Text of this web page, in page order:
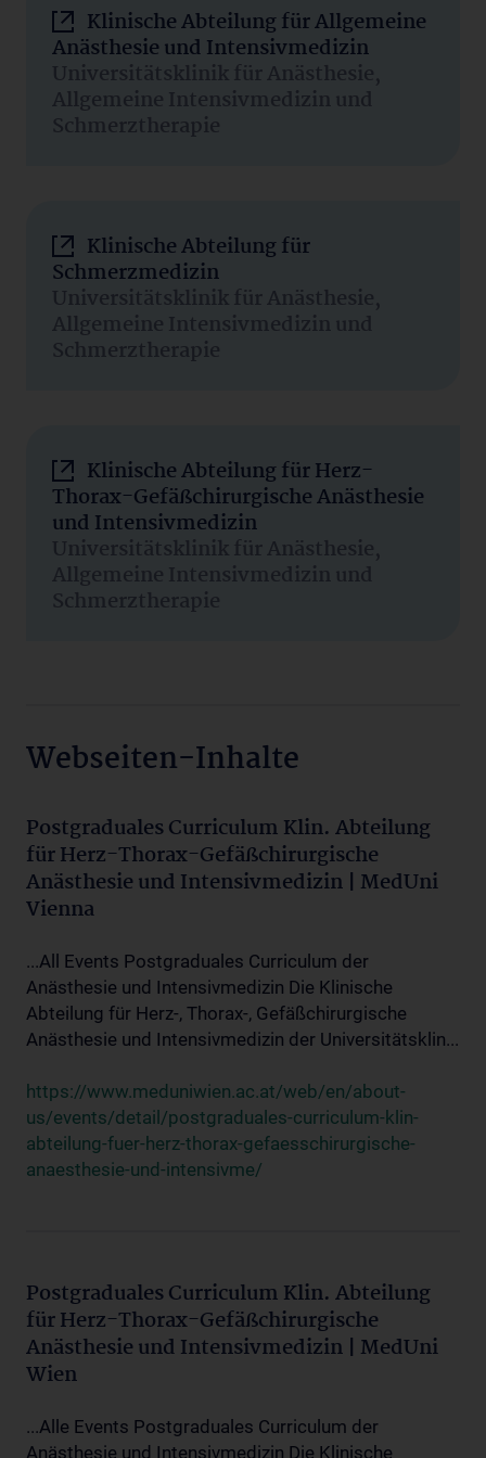
Klinische Abteilung für Allgemeine
Anästhesie und Intensivmedizin
Universitätsklinik für Anästhesie,
Allgemeine Intensivmedizin und
Schmerztherapie
Klinische Abteilung für
Schmerzmedizin
Universitätsklinik für Anästhesie,
Allgemeine Intensivmedizin und
Schmerztherapie
Klinische Abteilung für Herz-
Thorax-Gefäßchirurgische Anästhesie
und Intensivmedizin
Universitätsklinik für Anästhesie,
Allgemeine Intensivmedizin und
Schmerztherapie
Webseiten-Inhalte
Postgraduales Curriculum Klin. Abteilung
für Herz-Thorax-Gefäßchirurgische
Anästhesie und Intensivmedizin | MedUni
Vienna
...All Events Postgraduales Curriculum der
Anästhesie und Intensivmedizin Die Klinische
Abteilung für Herz-, Thorax-, Gefäßchirurgische
Anästhesie und Intensivmedizin der Universitätsklin...
https://www.meduniwien.ac.at/web/en/about-
us/events/detail/postgraduales-curriculum-klin-
abteilung-fuer-herz-thorax-gefaesschirurgische-
anaesthesie-und-intensivme/
Postgraduales Curriculum Klin. Abteilung
für Herz-Thorax-Gefäßchirurgische
Anästhesie und Intensivmedizin | MedUni
Wien
...Alle Events Postgraduales Curriculum der
Anästhesie und Intensivmedizin Die Klinische